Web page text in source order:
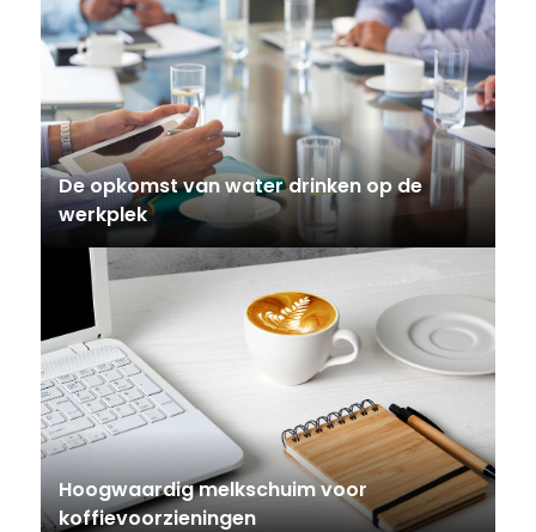
De opkomst van water drinken op de
werkplek
Hoogwaardig melkschuim voor
koffievoorzieningen